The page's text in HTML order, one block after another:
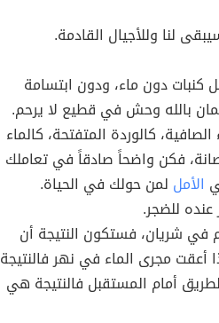
لنا وللأجيال القادمة.
كنبات دون ماء، ودون ابتسامة
بالله وحش في قطيع لا يرحم.
كالوردة المتفتحة، كالماء
فكن واضحاً صادقاً في تعاملك
الأمل لمن حولك في الحياة.
عنده للضجر.
في شريان، فستكون النتيجة أن
أعقت مجرى الماء في نهر فالنتيجة
أمام المستقبل فالنتيجة هي